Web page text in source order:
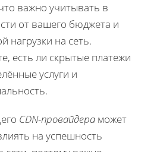
важно учитывать в
от вашего бюджета и
нагрузки на сеть.
есть ли скрытые платежи
услуги и
CDN-провайдера может
на успешность